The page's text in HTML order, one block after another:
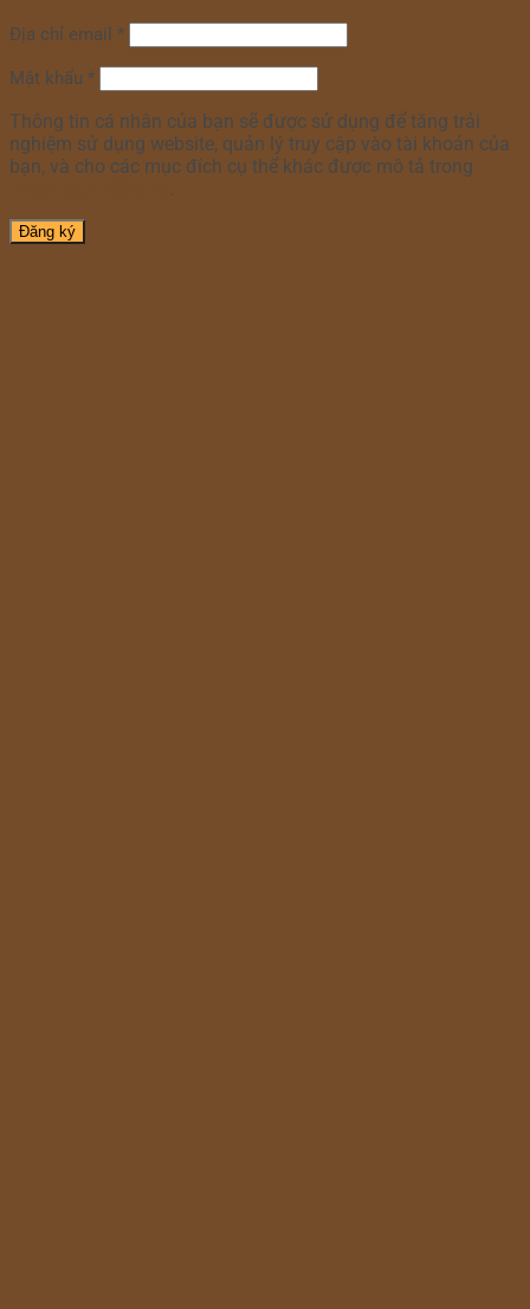
Địa chỉ email *
Mật khẩu *
Thông tin cá nhân của bạn sẽ được sử dụng để tăng trải
nghiệm sử dụng website, quản lý truy cập vào tài khoản của
bạn, và cho các mục đích cụ thể khác được mô tả trong
Đăng ký